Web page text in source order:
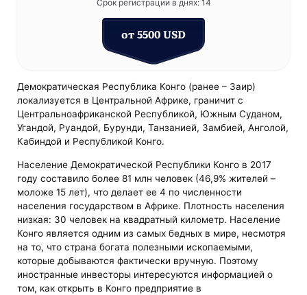
Срок регистрации в днях: 14
от 5500 USD
Демократическая Республика Конго (ранее – Заир)
локализуется в Центральной Африке, граничит с
Центральноафриканской Республикой, Южным Суданом,
Угандой, Руандой, Бурунди, Танзанией, Замбией, Анголой,
Кабиндой и Республикой Конго.
Население Демократической Республики Конго в 2017
году составило более 81 млн человек (46,9% жителей –
моложе 15 лет), что делает ее 4 по численности
населения государством в Африке. Плотность населения
низкая: 30 человек на квадратный километр. Население
Конго является одним из самых бедных в мире, несмотря
на то, что страна богата полезными ископаемыми,
которые добываются фактически вручную. Поэтому
иностранные инвесторы интересуются информацией о
том, как открыть в Конго предприятие в